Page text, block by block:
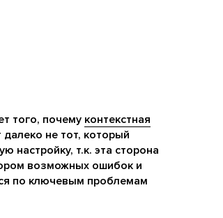
того, почему контекстная
далеко не тот, который
настройку, т.к. эта сторона
возможных ошибок и
по ключевым проблемам